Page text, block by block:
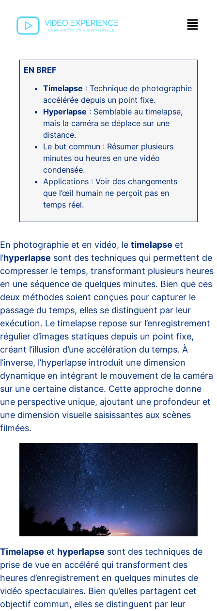
EN BREF
Timelapse : Technique de photographie
accélérée depuis un point fixe.
Hyperlapse : Semblable au timelapse,
mais la caméra se déplace sur une
distance.
Le but commun : Résumer plusieurs
minutes ou heures en une vidéo
condensée.
Applications : Voir des changements
que l’œil humain ne perçoit pas en
temps réel.
En photographie et en vidéo, le timelapse et
l’hyperlapse sont des techniques qui permettent de
compresser le temps, transformant plusieurs heures
en une séquence de quelques minutes. Bien que ces
deux méthodes soient conçues pour capturer le
passage du temps, elles se distinguent par leur
exécution. Le timelapse repose sur l’enregistrement
régulier d’images statiques depuis un point fixe,
créant l’illusion d’une accélération du temps. À
l’inverse, l’hyperlapse introduit une dimension
dynamique en intégrant le mouvement de la caméra
sur une certaine distance. Cette approche donne
une perspective unique, ajoutant une profondeur et
une dimension visuelle saisissantes aux scènes
filmées.
Timelapse et hyperlapse sont des techniques de
prise de vue en accéléré qui transforment des
heures d’enregistrement en quelques minutes de
vidéo spectaculaires. Bien qu’elles partagent cet
objectif commun, elles se distinguent par leur